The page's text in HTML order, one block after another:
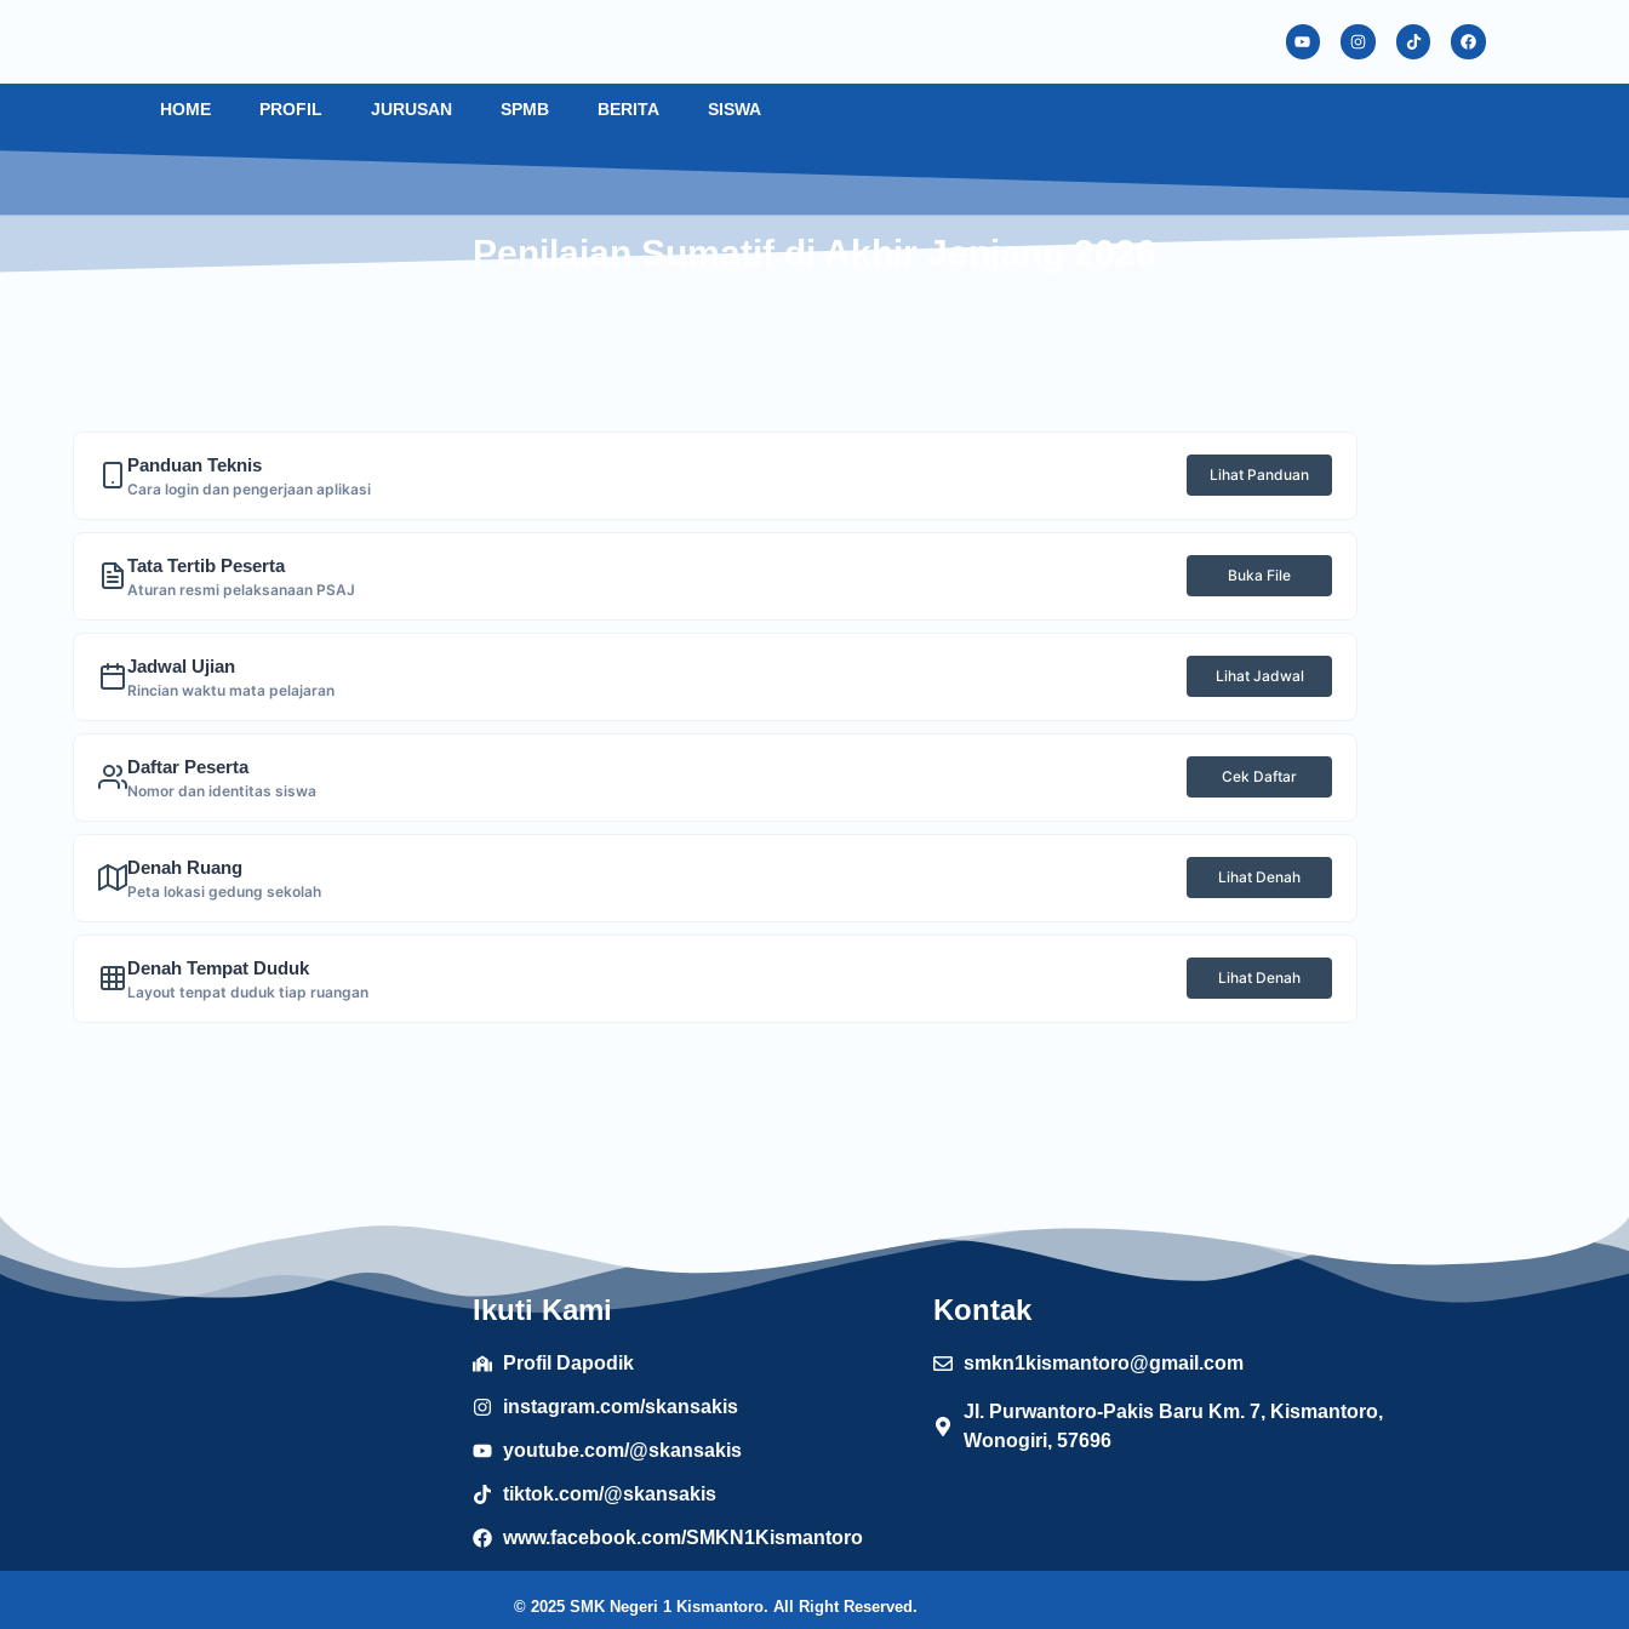
HOME PROFIL JURUSAN SPMB BERITA SISWA
Penilaian Sumatif di Akhir Jenjang 2026
Panduan Teknis
Cara login dan pengerjaan aplikasi
Lihat Panduan
Tata Tertib Peserta
Aturan resmi pelaksanaan PSAJ
Buka File
Jadwal Ujian
Rincian waktu mata pelajaran
Lihat Jadwal
Daftar Peserta
Nomor dan identitas siswa
Cek Daftar
Denah Ruang
Peta lokasi gedung sekolah
Lihat Denah
Denah Tempat Duduk
Layout tenpat duduk tiap ruangan
Lihat Denah
Ikuti Kami
Profil Dapodik
instagram.com/skansakis
youtube.com/@skansakis
tiktok.com/@skansakis
www.facebook.com/SMKN1Kismantoro
Kontak
smkn1kismantoro@gmail.com
Jl. Purwantoro-Pakis Baru Km. 7, Kismantoro,
Wonogiri, 57696
© 2025 SMK Negeri 1 Kismantoro. All Right Reserved.